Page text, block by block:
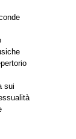
sui